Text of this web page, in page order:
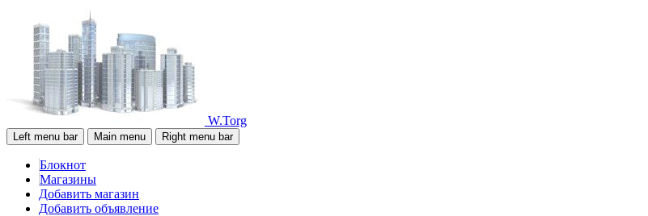
W.Torg
Left menu bar Main menu Right menu bar
Блокнот
Магазины
Добавить магазин
Добавить объявление